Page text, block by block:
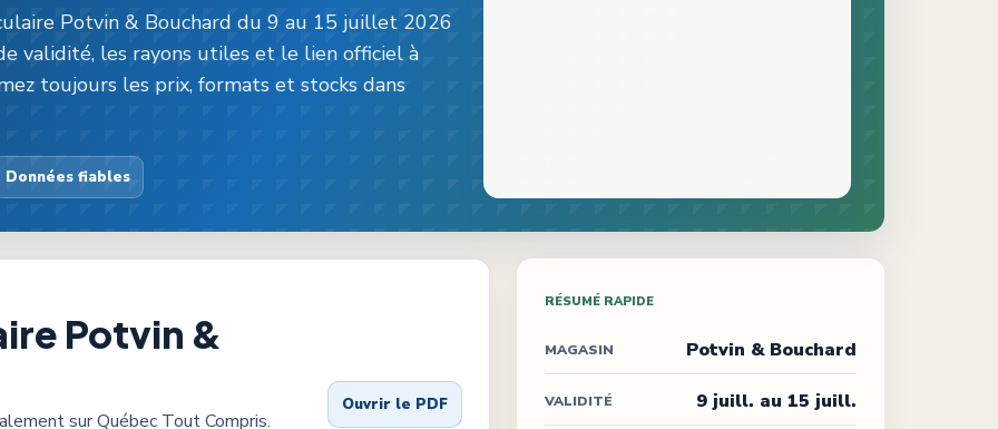
Potvin & Bouchard du 9 au 15 juillet 2026
validité, les rayons utiles et le lien officiel à
toujours les prix, formats et stocks dans
Données fiables
Potvin &
sur Québec Tout Compris.
Ouvrir le PDF
RÉSUMÉ RAPIDE
MAGASIN Potvin & Bouchard
VALIDITÉ 9 juill. au 15 juill.